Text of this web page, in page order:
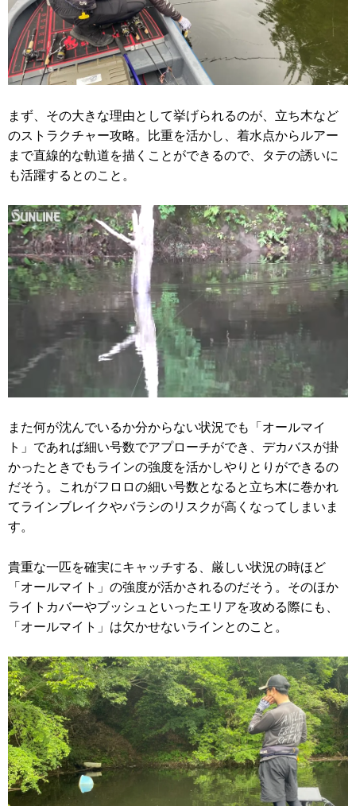
まず、その大きな理由として挙げられるのが、立ち木など
のストラクチャー攻略。比重を活かし、着水点からルアー
まで直線的な軌道を描くことができるので、タテの誘いに
も活躍するとのこと。
また何が沈んでいるか分からない状況でも「オールマイ
ト」であれば細い号数でアプローチができ、デカバスが掛
かったときでもラインの強度を活かしやりとりができるの
だそう。これがフロロの細い号数となると立ち木に巻かれ
てラインブレイクやバラシのリスクが高くなってしまいま
す。
貴重な一匹を確実にキャッチする、厳しい状況の時ほど
「オールマイト」の強度が活かされるのだそう。そのほか
ライトカバーやブッシュといったエリアを攻める際にも、
「オールマイト」は欠かせないラインとのこと。